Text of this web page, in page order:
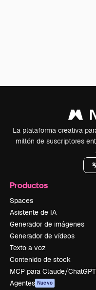
La plataforma creativa
millón de suscriptores
Productos
Spaces
Asistente de IA
Generador de imágenes
Generador de vídeos
Texto a voz
Contenido de stock
MCP para Claude/ChatGPT
Agentes Nuevo